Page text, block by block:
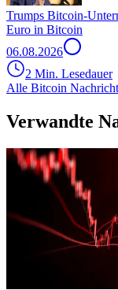
Trumps Bitcoin-
Euro in Bitcoin
06.08.2026
2 Min. Lesedauer
Alle Bitcoin
Verwandte